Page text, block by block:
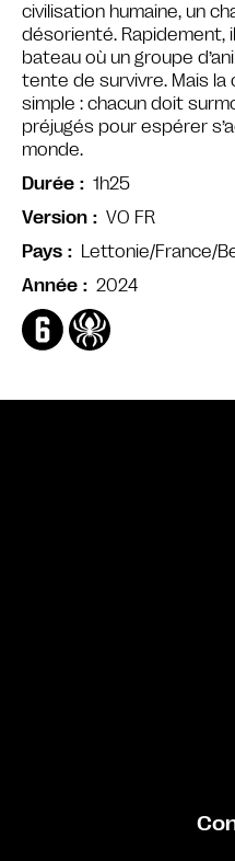
civilisation humaine, un
désorienté. Rapidement,
bateau où un groupe
tente de survivre. Mais la
simple : chacun doit
préjugés pour espérer
monde.
Durée
1h25
Version
VO FR
Pays
Lettonie/France/
Année
2024